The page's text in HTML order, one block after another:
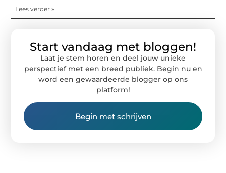
Lees verder »
Start vandaag met bloggen!
Laat je stem horen en deel jouw unieke
perspectief met een breed publiek. Begin nu en
word een gewaardeerde blogger op ons
platform!
Begin met schrijven